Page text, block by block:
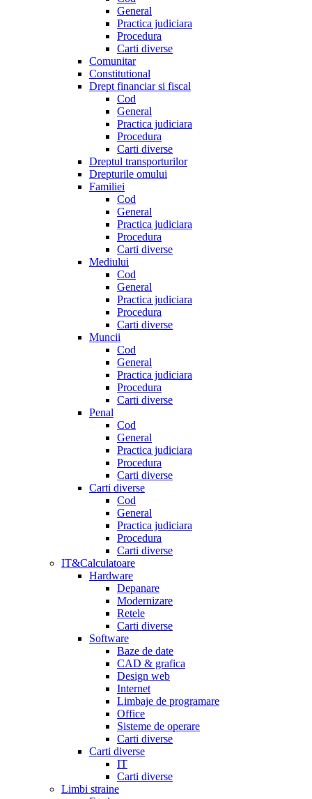
General
Practica judiciara
Procedura
Carti diverse
Comunitar
Constitutional
Drept financiar si fiscal
Cod
General
Practica judiciara
Procedura
Carti diverse
Dreptul transporturilor
Drepturile omului
Familiei
Cod
General
Practica judiciara
Procedura
Carti diverse
Mediului
Cod
General
Practica judiciara
Procedura
Carti diverse
Muncii
Cod
General
Practica judiciara
Procedura
Carti diverse
Penal
Cod
General
Practica judiciara
Procedura
Carti diverse
Carti diverse
Cod
General
Practica judiciara
Procedura
Carti diverse
IT&Calculatoare
Hardware
Depanare
Modernizare
Retele
Carti diverse
Software
Baze de date
CAD & grafica
Design web
Internet
Limbaje de programare
Office
Sisteme de operare
Carti diverse
Carti diverse
IT
Carti diverse
Limbi straine